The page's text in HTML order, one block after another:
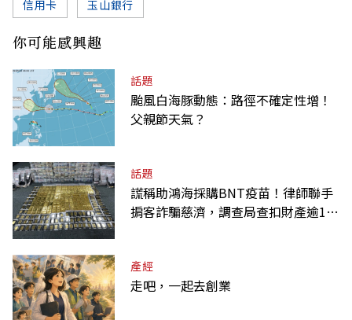
信用卡 玉山銀行
你可能感興趣
話題
颱風白海豚動態：路徑不確定性增！
父親節天氣？
話題
謊稱助鴻海採購BNT疫苗！律師聯手
掮客詐騙慈濟，調查局查扣財產逾10
產經
走吧，一起去創業